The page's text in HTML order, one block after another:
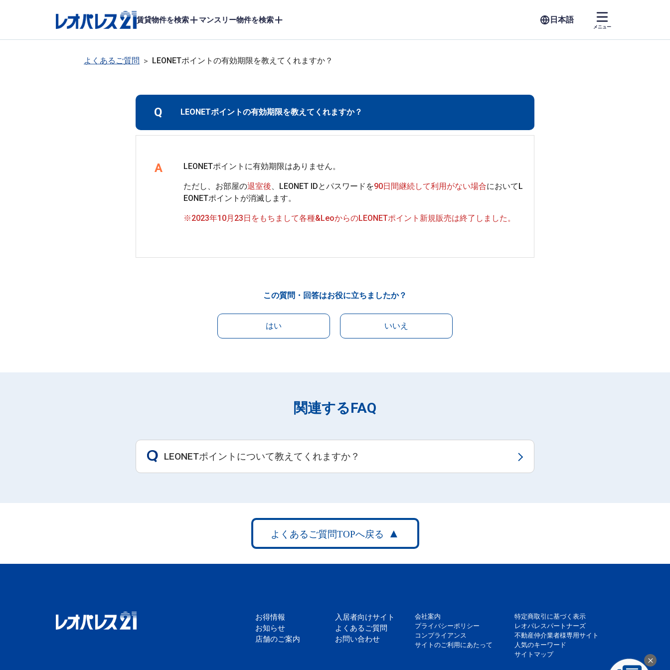
賃貸物件を検索 マンスリー物件を検索
メニュー
よくあるご質問 > LEONETポイントの有効期限を教えてくれますか？
Q LEONETポイントの有効期限を教えてくれますか？
A
ただし、お部屋の退室後 、LEONET IDとパスワードを90日間継続して利用がない場合においてL
EONETポイントが消滅します。
※2023年10月23日をもちまして各種&LeoからのLEONETポイント新規販売は終了しました。
この質問・回答はお役に立ちましたか？
はい いいえ
関連するFAQ
LEONETポイントについて教えてくれますか？
お得情報
お知らせ
店舗のご案内
入居者向けサイト
よくあるご質問
お問い合わせ
会社案内
プライバシーポリシー
コンプライアンス
サイトのご利用にあたって
特定商取引に基づく表示
レオパレスパートナーズ
不動産仲介業者様専用サイト
人気のキーワード
サイトマップ